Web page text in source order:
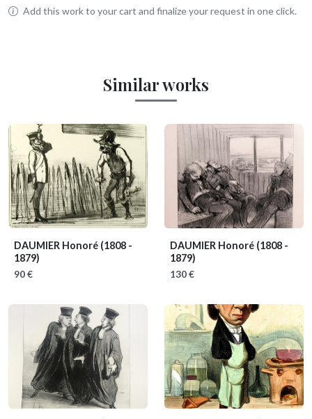
Add this work to your cart and finalize your request in one click.
Similar works
DAUMIER Honoré (1808 -
1879)
90 €
DAUMIER Honoré (1808 -
1879)
130 €